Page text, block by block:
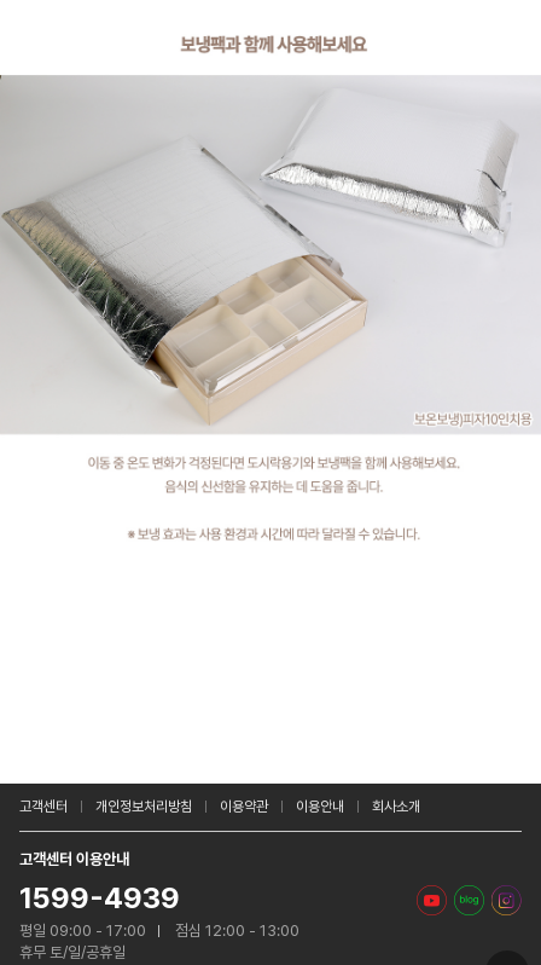
고객센터 개인정보처리방침 이용약관 이용안내 회사소개
고객센터 이용안내
1599-4939
평일 09:00 - 17:00
점심 12:00 - 13:00
휴무 토/일/공휴일